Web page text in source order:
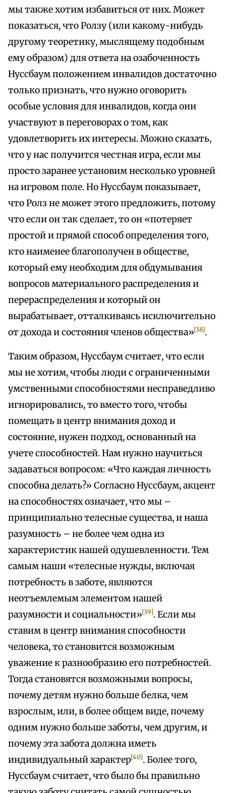
мы также хотим избавиться от них. Может
показаться, что Ролзу (или какому-нибудь
другому теоретику, мыслящему подобным
ему образом) для ответа на озабоченность
Нуссбаум положением инвалидов достаточно
только признать, что нужно оговорить
особые условия для инвалидов, когда они
участвуют в переговорах о том, как
удовлетворить их интересы. Можно сказать,
что у нас получится честная игра, если мы
просто заранее установим несколько уровней
на игровом поле. Но Нуссбаум показывает,
что Ролз не может этого предложить, потому
что если он так сделает, то он «потеряет
простой и прямой способ определения того,
кто наименее благополучен в обществе,
который ему необходим для обдумывания
вопросов материального распределения и
перераспределения и который он
вырабатывает, отталкиваясь исключительно
от дохода и состояния членов общества»[38].
Таким образом, Нуссбаум считает, что если
мы не хотим, чтобы люди с ограниченными
умственными способностями несправедливо
игнорировались, то вместо того, чтобы
помещать в центр внимания доход и
состояние, нужен подход, основанный на
учете способностей. Нам нужно научиться
задаваться вопросом: «Что каждая личность
способна делать?» Согласно Нуссбаум, акцент
на способностях означает, что мы –
принципиально телесные существа, и наша
разумность – не более чем одна из
характеристик нашей одушевленности. Тем
самым наши «телесные нужды, включая
потребность в заботе, являются
неотъемлемым элементом нашей
разумности и социальности»[39]. Если мы
ставим в центр внимания способности
человека, то становится возможным
уважение к разнообразию его потребностей.
Тогда становятся возможными вопросы,
почему детям нужно больше белка, чем
взрослым, или, в более общем виде, почему
одним нужно больше заботы, чем другим, и
почему эта забота должна иметь
индивидуальный характер[40]. Более того,
Нуссбаум считает, что было бы правильно